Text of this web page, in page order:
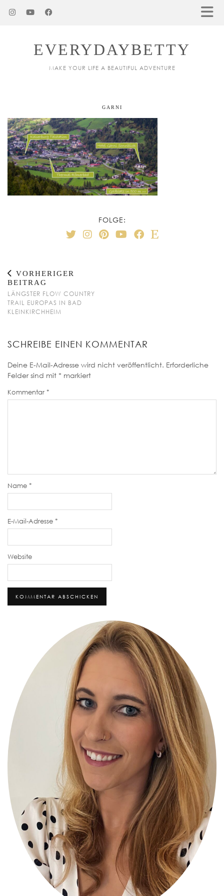
EVERYDAYBETTY
MAKE YOUR LIFE A BEAUTIFUL ADVENTURE
GARNI
FOLGE:
VORHERIGER
BEITRAG
LÄNGSTER FLOW COUNTRY
TRAIL EUROPAS IN BAD
KLEINKIRCHHEIM
SCHREIBE EINEN KOMMENTAR
Deine E-Mail-Adresse wird nicht veröffentlicht. Erforderliche
Felder sind mit * markiert
Kommentar *
Name *
E-Mail-Adresse *
Website